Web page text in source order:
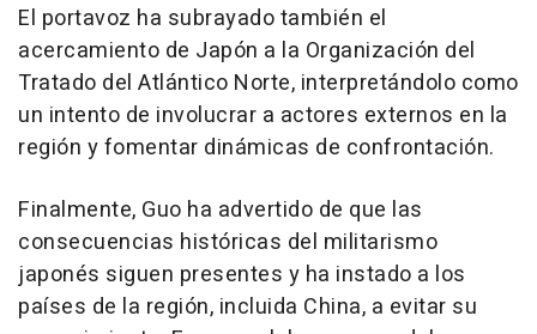
El portavoz ha subrayado también el
acercamiento de Japón a la Organización del
Tratado del Atlántico Norte, interpretándolo como
un intento de involucrar a actores externos en la
región y fomentar dinámicas de confrontación.
Finalmente, Guo ha advertido de que las
consecuencias históricas del militarismo
japonés siguen presentes y ha instado a los
países de la región, incluida China, a evitar su